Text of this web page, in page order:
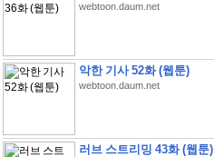
webtoon.daum.net
악한 기사 52화 (웹툰)
webtoon.daum.net
러브 스트리밍 43화 (웹툰)